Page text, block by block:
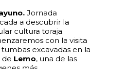
Jornada
a descubrir la
cultura toraja.
con la visita
tumbas excavadas en la
de Lemo, una de las